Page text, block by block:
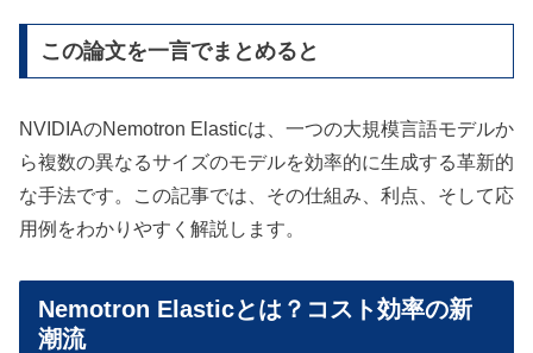
この論文を一言でまとめると
NVIDIAのNemotron Elasticは、一つの大規模言語モデルか
ら複数の異なるサイズのモデルを効率的に生成する革新的
な手法です。この記事では、その仕組み、利点、そして応
用例をわかりやすく解説します。
Nemotron Elasticとは？コスト効率の新
潮流